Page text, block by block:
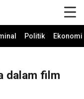
Politik
dalam film